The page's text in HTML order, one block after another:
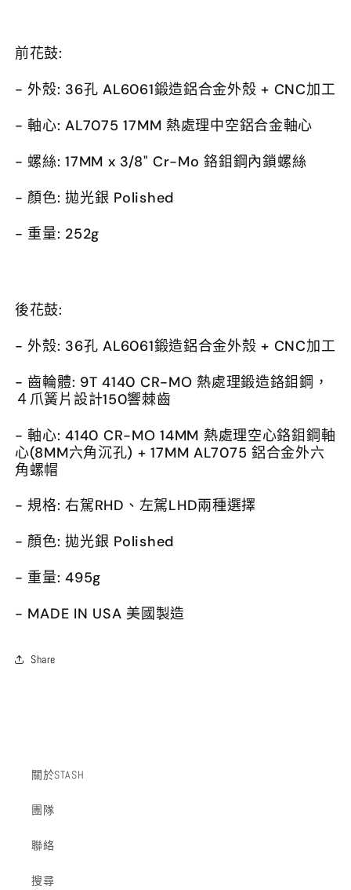
前花鼓:
- 外殼: 36孔 AL6061鍛造鋁合金外殼 + CNC加工
- 軸心: AL7075 17MM 熱處理中空鋁合金軸心
- 螺絲: 17MM x 3/8" Cr-Mo 鉻鉬鋼內鎖螺絲
- 顏色: 拋光銀 Polished
- 重量: 252g
後花鼓:
-外殼: 36孔 AL6061鍛造鋁合金外殼 + CNC加工
- 齒輪體: 9T 4140 CR-MO 熱處理鍛造鉻鉬鋼，
４爪簧片設計150響棘齒
- 軸心: 4140 CR-MO 14MM 熱處理空心鉻鉬鋼軸
心(8MM六角沉孔) + 17MM AL7075 鋁合金外六
角螺帽
- 規格: 右駕RHD、左駕LHD兩種選擇
- 顏色: 拋光銀 Polished
- 重量: 495g
- MADE IN USA 美國製造
Share
關於STASH
團隊
聯絡
搜尋